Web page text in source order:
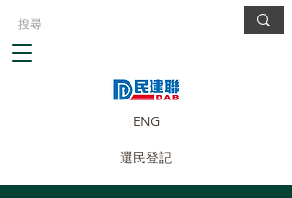
ENG
選民登記